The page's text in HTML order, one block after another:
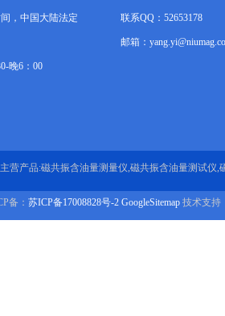
，中国大陆法定
晚6：00
联系QQ：52653178
邮箱：
营产品:磁共振含油量测量仪,磁共振含油量测试仪,
备： 苏ICP备17008828号-2 GoogleSitemap 技术支持